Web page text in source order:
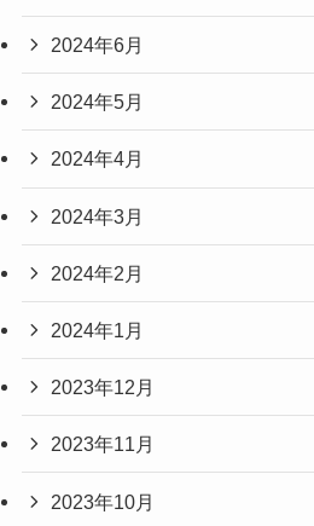
2024年6月
2024年5月
2024年4月
2024年3月
2024年2月
2024年1月
2023年12月
2023年11月
2023年10月